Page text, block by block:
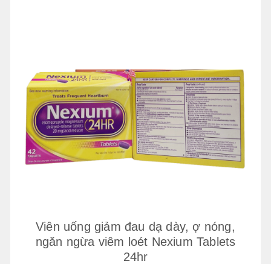
Viên uống giảm đau dạ dày, ợ nóng,
ngăn ngừa viêm loét Nexium Tablets
24hr